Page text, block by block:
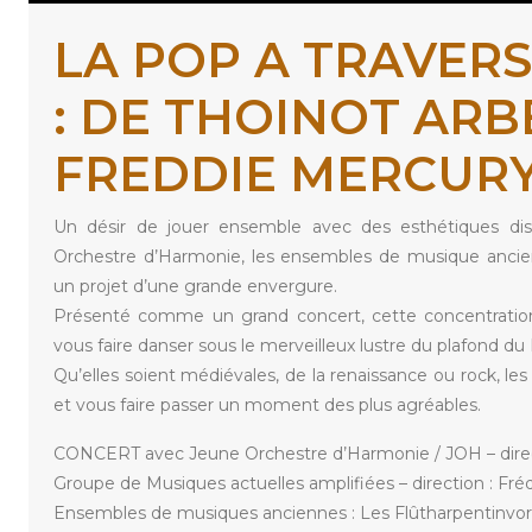
LA POP A
: DE THOINOT
FREDDIE
Un désir de jouer ensemble avec des esthétiques
Orchestre d’Harmonie, les ensembles de musique
un projet d’une grande envergure.
Présenté comme un grand concert, cette
vous faire danser sous le merveilleux lustre du plafond du
Qu’elles soient médiévales, de la renaissance ou rock,
et vous faire passer un moment des plus agréables.
CONCERT avec Jeune Orchestre d’Harmonie / JOH –
Groupe de Musiques actuelles amplifiées – direction :
Ensembles de musiques anciennes : Les